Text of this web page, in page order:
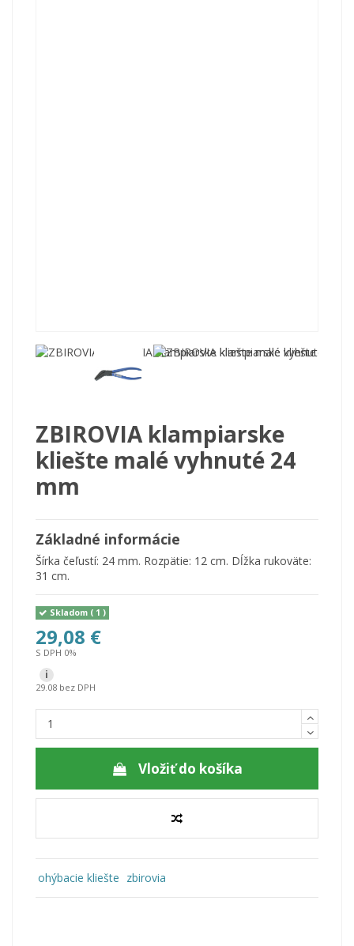
ZBIROVIA klampiarske
kliešte malé vyhnuté 24
mm
Základné informácie
Šírka čeľustí: 24 mm. Rozpätie: 12 cm. Dĺžka rukoväte:
31 cm.
Skladom ( 1 )
29,08 €
S DPH 0%
i
29.08 bez DPH
Vložiť do košíka
ohýbacie kliešte zbirovia